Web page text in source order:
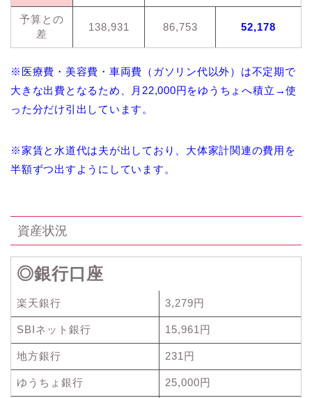
予算との
差
138,931 86,753 52,178
※医療費・美容費・車両費（ガソリン代以外）は不定期で
大きな出費となるため、月22,000円をゆうちょへ積立→使
った分だけ引出しています。
※家賃と水道代は夫が出しており、大体家計関連の費用を
半額ずつ出すようにしています。
資産状況
◎銀行口座
楽天銀行 3,279円
SBIネット銀行 15,961円
地方銀行 231円
ゆうちょ銀行 25,000円